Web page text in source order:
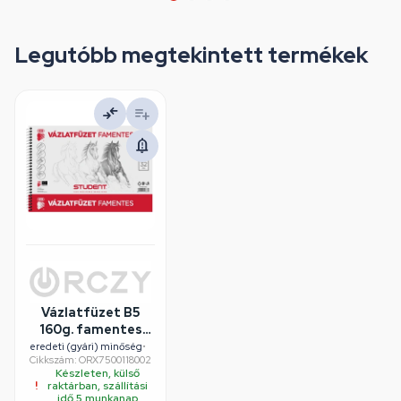
Legutóbb megtekintett termékek
Vázlatfüzet B5
160g. famentes
Student
eredeti (gyári) minőség•
Cikkszám: ORX7500118002
Készleten, külső
raktárban, szállítási